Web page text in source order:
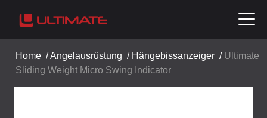
Home /Angelausrüstung / Hängebissanzeiger / Ultimate
Sliding Weight Micro Swing Indicator